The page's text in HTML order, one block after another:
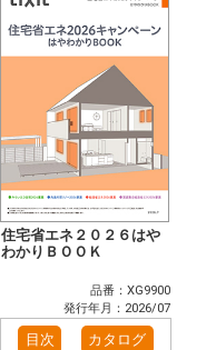
住宅省エネ２０２６はや
わかりＢＯＯＫ
品番：XG9900
発行年月：2026/07
目次 カタログ